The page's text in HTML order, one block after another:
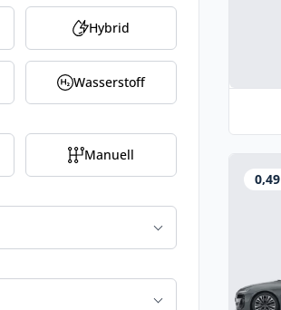
Hybrid
Wasserstoff
Manuell
0,49